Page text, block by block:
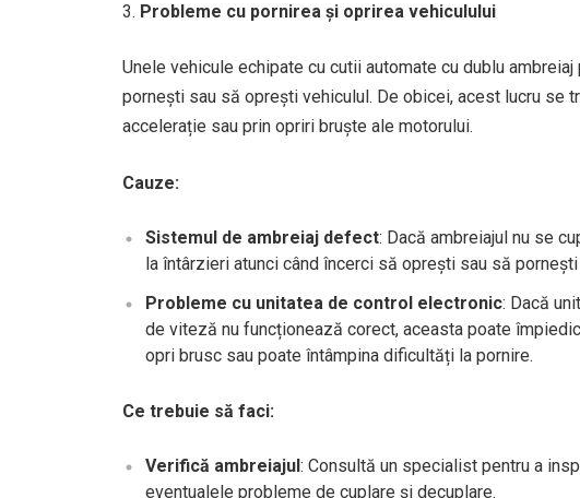
Probleme cu pornirea și oprirea vehiculului
Unele vehicule echipate cu cutii automate cu dublu
pornești sau să oprești vehiculul. De obicei, acest lucru se
accelerație sau prin opriri bruște ale motorului.
Cauze:
Sistemul de ambreiaj defect: Dacă ambreiajul nu se
la întârzieri atunci când încerci să oprești sau să pornești
Probleme cu unitatea de control electronic: Dacă
de viteză nu funcționează corect, aceasta poate
opri brusc sau poate întâmpina dificultăți la pornire.
Ce trebuie să faci:
Verifică ambreiajul: Consultă un specialist pentru a
eventualele probleme de cuplare și decuplare.